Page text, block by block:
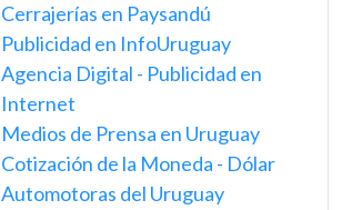
Cerrajerías en Paysandú
Publicidad en InfoUruguay
Agencia Digital - Publicidad en
Internet
Medios de Prensa en Uruguay
Cotización de la Moneda - Dólar
Automotoras del Uruguay